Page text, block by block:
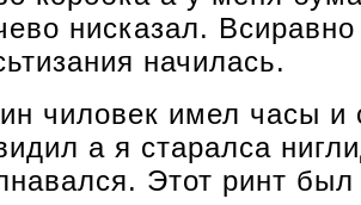
нисказал.
начилась.
чиловек имел часы и
а я старалса
Этот ринт был